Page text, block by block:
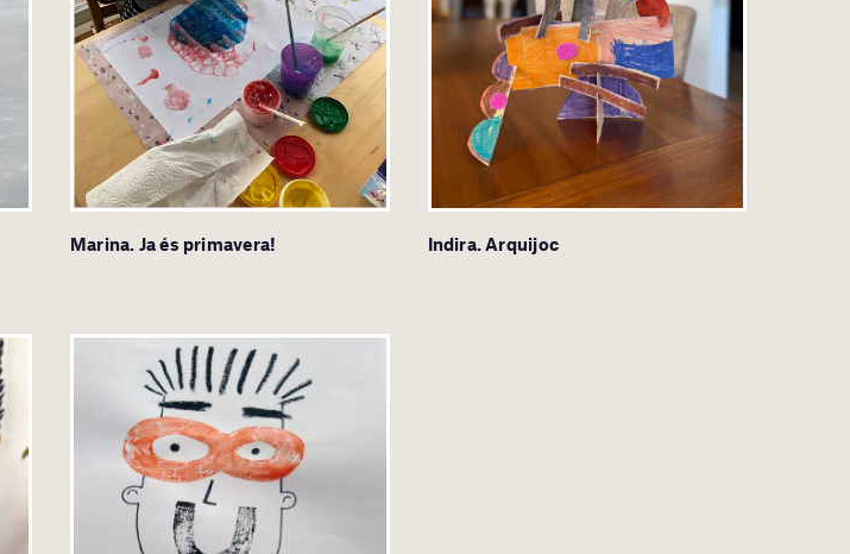
Marina. Ja és primavera! Indira. Arquijoc